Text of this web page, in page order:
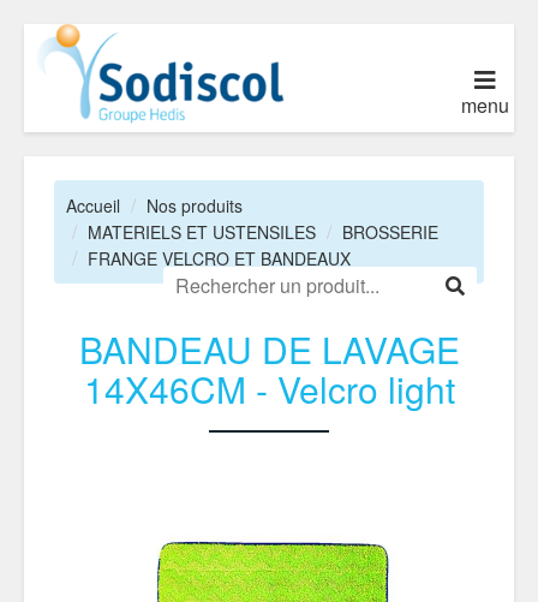
menu
Accueil
Nos produits
MATERIELS ET USTENSILES
BROSSERIE
FRANGE VELCRO ET BANDEAUX
BANDEAU DE LAVAGE
14X46CM - Velcro light